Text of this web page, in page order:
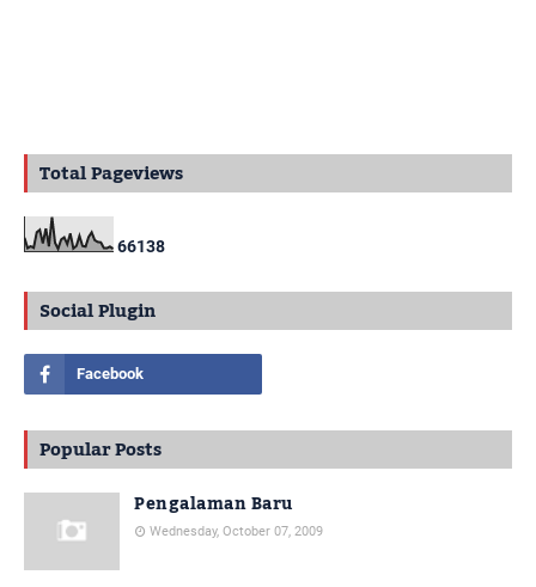
Total Pageviews
66138
Social Plugin
Popular Posts
Pengalaman Baru
Wednesday, October 07, 2009